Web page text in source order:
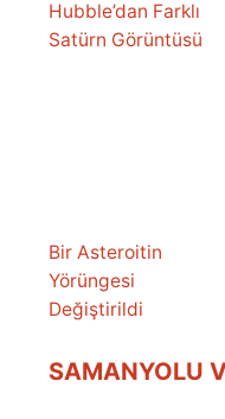
Hubble’dan Farklı
Satürn Görüntüsü
Bir Asteroitin
Yörüngesi
Değiştirildi
SAMANYOLU